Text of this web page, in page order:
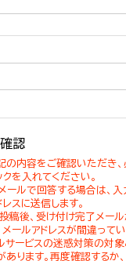
確認
の内容をご確認いただき
クを入れてください。
メールで回答する場合は、
レスに送信します。
投稿後、受け付け完了メー
メールアドレスが間違って
サービスの迷惑対策の対
あります。再度確認するか